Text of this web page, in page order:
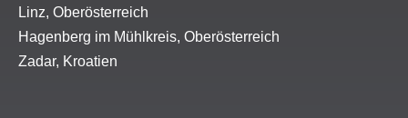
Linz, Oberösterreich
Hagenberg im Mühlkreis, Oberösterreich
Zadar, Kroatien